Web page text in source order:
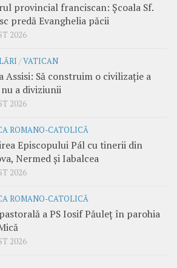
provincial franciscan: Școala Sf.
predă Evanghelia păcii
2026
/VATICAN
Assisi: Să construim o civilizație a
a diviziunii
2026
ROMANO-CATOLICĂ
Episcopului Pál cu tinerii din
Nermed și Iabalcea
2026
ROMANO-CATOLICĂ
a PS Iosif Păuleț în parohia
2026